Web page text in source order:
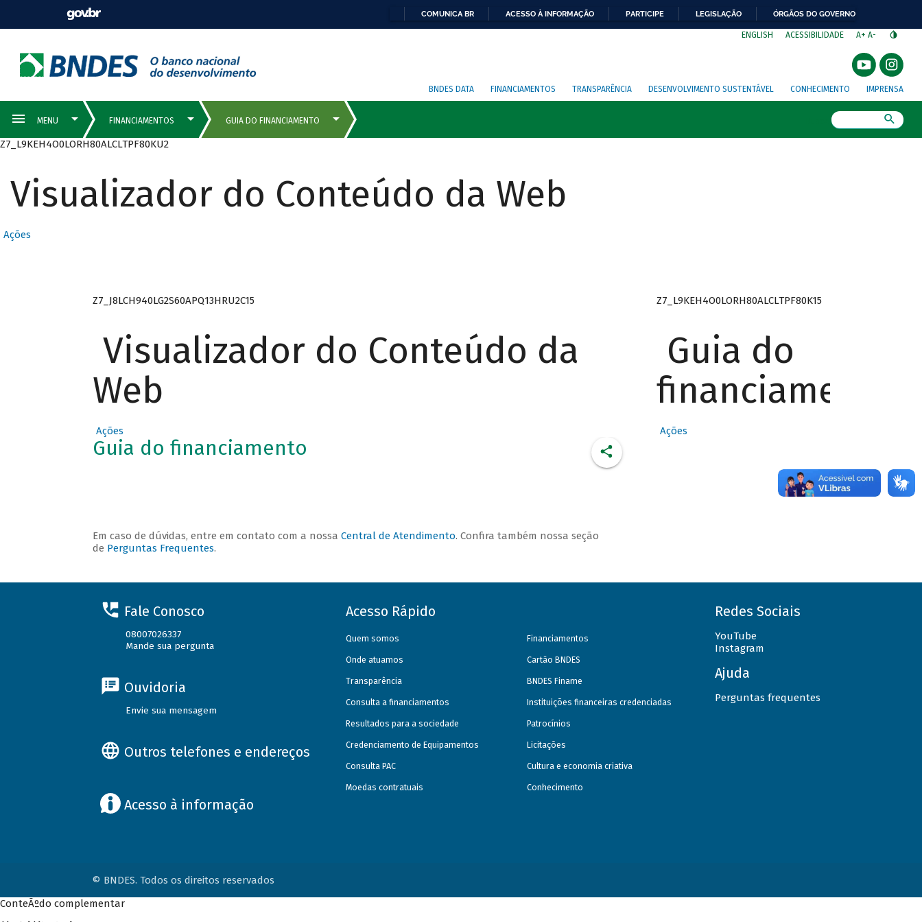
COMUNICA BR ACESSO À INFORMAÇÃO PARTICIPE LEGISLAÇÃO ÓRGÃOS DO GOVERNO
ENGLISH ACESSIBILIDADE A+ A-
BNDES DATA FINANCIAMENTOS TRANSPARÊNCIA DESENVOLVIMENTO SUSTENTÁVEL CONHECIMENTO IMPRENSA
Z7_L9KEH4O0LORH80ALCLTPF80KU2
Visualizador do Conteúdo da Web
Ações
Z7_J8LCH940LG2S60APQ13HRU2C15
Visualizador do Conteúdo da
Web
Ações
Guia do financiamento
COMO
FUNCIONA
Em caso de dúvidas, entre em contato com a nossa Central de Atendimento. Confira também nossa seção
de Perguntas Frequentes.
Z7_L9KEH4O0LORH80ALCLTPF80K15
Guia do
financiamento
Ações
Fale Conosco
08007026337
Mande sua pergunta
Ouvidoria
Envie sua mensagem
Outros telefones e endereços
Acesso à informação
Acesso Rápido
Quem somos
Onde atuamos
Transparência
Consulta a financiamentos
Resultados para a sociedade
Credenciamento de Equipamentos
Consulta PAC
Moedas contratuais
Financiamentos
Cartão BNDES
BNDES Finame
Instituições financeiras credenciadas
Patrocínios
Licitações
Cultura e economia criativa
Conhecimento
Redes Sociais
YouTube
Instagram
Ajuda
Perguntas frequentes
© BNDES. Todos os direitos reservados
ConteÃºdo complementar